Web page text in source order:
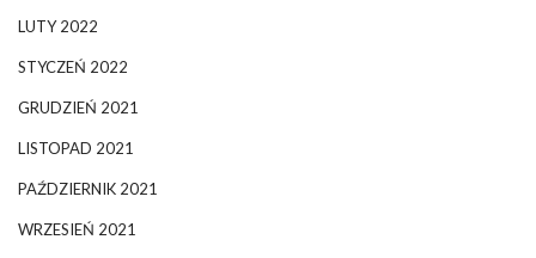
LUTY 2022
STYCZEŃ 2022
GRUDZIEŃ 2021
LISTOPAD 2021
PAŹDZIERNIK 2021
WRZESIEŃ 2021